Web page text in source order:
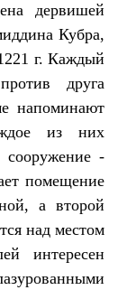
дервишей
Кубра,
г. Каждый
друга
напоминают
из них
сооружение -
помещение
а второй
над местом
интересен